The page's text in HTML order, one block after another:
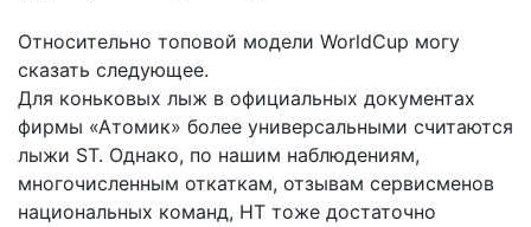
Относительно топовой модели WorldCup могу
сказать следующее.
Для коньковых лыж в официальных документах
фирмы «Атомик» более универсальными считаются
лыжи ST. Однако, по нашим наблюдениям,
многочисленным откаткам, отзывам сервисменов
национальных команд, НТ тоже достаточно